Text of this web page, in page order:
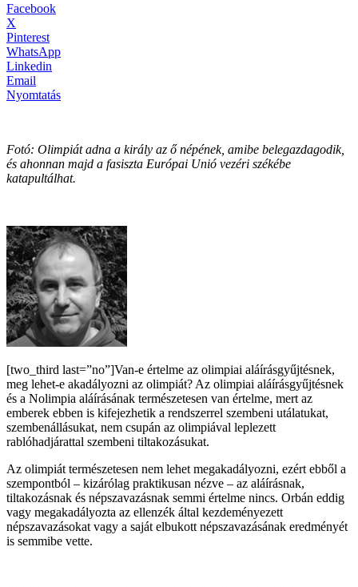
Facebook
X
Pinterest
WhatsApp
Linkedin
Email
Nyomtatás
Fotó: Olimpiát adna a király az ő népének, amibe belegazdagodik,
és ahonnan majd a fasiszta Európai Unió vezéri székébe
katapultálhat.
[two_third last=”no”]Van-e értelme az olimpiai aláírásgyűjtésnek,
meg lehet-e akadályozni az olimpiát? Az olimpiai aláírásgyűjtésnek
és a Nolimpia aláírásának természetesen van értelme, mert az
emberek ebben is kifejezhetik a rendszerrel szembeni utálatukat,
szembenállásukat, nem csupán az olimpiával leplezett
rablóhadjárattal szembeni tiltakozásukat.
Az olimpiát természetesen nem lehet megakadályozni, ezért ebből a
szempontból – kizárólag praktikusan nézve – az aláírásnak,
tiltakozásnak és népszavazásnak semmi értelme nincs. Orbán eddig
vagy megakadályozta az ellenzék által kezdeményezett
népszavazásokat vagy a saját elbukott népszavazásának eredményét
is semmibe vette.